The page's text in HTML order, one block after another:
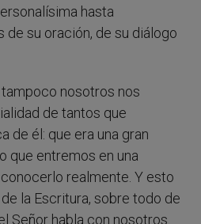
hasta
su oración, de su diálogo
nosotros nos
de tantos que
de él: que era una gran
que entremos en una
realmente. Y esto
la Escritura, sobre todo de
Señor habla con nosotros.